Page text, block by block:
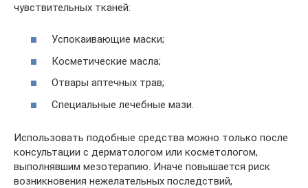
чувствительных тканей:
Успокаивающие маски;
Косметические масла;
Отвары аптечных трав;
Специальные лечебные мази.
Использовать подобные средства можно только после
консультации с дерматологом или косметологом,
выполнявшим мезотерапию. Иначе повышается риск
возникновения нежелательных последствий,